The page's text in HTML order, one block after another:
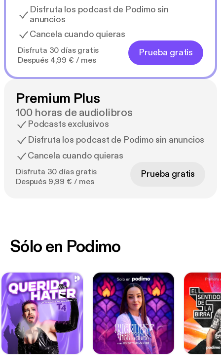
Disfruta los podcast de Podimo sin
anuncios
Cancela cuando quieras
Disfruta 30 días gratis
Después 4,99 € / mes
Prueba gratis
Premium Plus
100 horas de audiolibros
Podcasts exclusivos
Disfruta los podcast de Podimo sin anuncios
Cancela cuando quieras
Disfruta 30 días gratis
Después 9,99 € / mes
Prueba gratis
Sólo en Podimo